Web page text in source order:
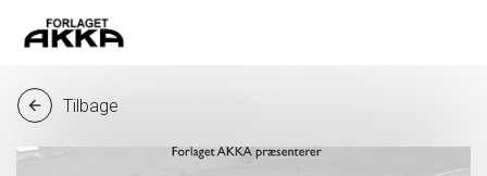
arrow_back Tilbage